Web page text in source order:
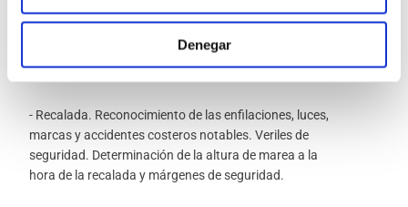
Denegar
radar y sonda. Mantenimiento de navegación de
- Recalada. Reconocimiento de las enfilaciones, luces,
marcas y accidentes costeros notables. Veriles de
seguridad. Determinación de la altura de marea a la
hora de la recalada y márgenes de seguridad.